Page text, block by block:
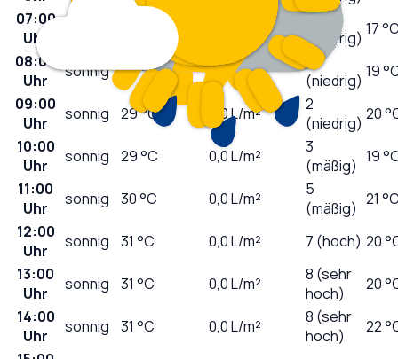
07:00
Uhr
0
(niedrig) 17
08:00
Uhr
sonnig 26°C 0,0L/m²
(niedrig) 19
09:00
Uhr
sonnig 29°C 0,0L/m²
2
(niedrig) 20
10:00
Uhr
sonnig 29°C 0,0L/m²
3
(mäßig) 19
11:00
Uhr
sonnig 30°C 0,0L/m²
5
(mäßig) 21
12:00
Uhr
sonnig 31 °C 0,0L/m² 7 (hoch) 20
13:00
Uhr
sonnig 31 °C 0,0L/m²
8 (sehr
hoch)
20
14:00
Uhr
sonnig 31 °C 0,0L/m²
8 (sehr
hoch)
22